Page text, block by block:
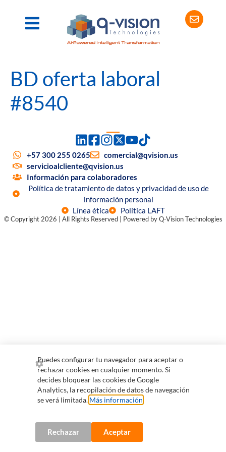
BD oferta laboral
#8540
+57 300 255 0265
comercial@qvision.us
servicioalcliente@qvision.us
Información para colaboradores
Política de tratamiento de datos y privacidad de uso de
información personal
Línea ética
Política LAFT
© Copyright 2026 | All Rights Reserved | Powered by Q-Vision Technologies
Puedes configurar tu navegador para aceptar o
rechazar cookies en cualquier momento. Si
decides bloquear las cookies de Google
Analytics, la recopilación de datos de navegación
se verá limitada. Más información
Rechazar Aceptar